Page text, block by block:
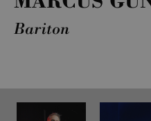
Bariton